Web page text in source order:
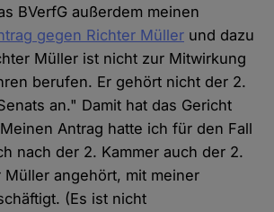
BVerfG außerdem meinen
gegen Richter Müller und dazu
Müller ist nicht zur Mitwirkung
berufen. Er gehört nicht der 2.
an." Damit hat das Gericht
Antrag hatte ich für den Fall
nach der 2. Kammer auch der 2.
Müller angehört, mit meiner
(Es ist nicht